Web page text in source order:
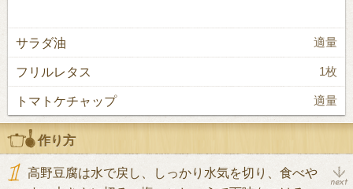
サラダ油 適量
フリルレタス 1枚
トマトケチャップ 適量
作り方
高野豆腐は水で戻し、しっかり水気を切り、食べや